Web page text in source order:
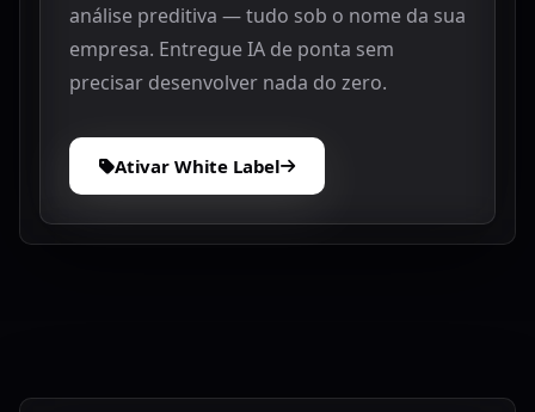
análise preditiva — tudo sob o nome da sua
empresa. Entregue IA de ponta sem
precisar desenvolver nada do zero.
Ativar White Label